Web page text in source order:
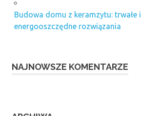
Budowa domu z keramzytu: trwałe i
energooszczędne rozwiązania
NAJNOWSZE KOMENTARZE